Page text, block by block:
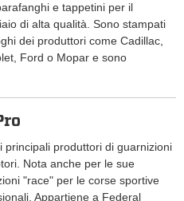
e tappetini per il
di alta qualità. Sono stampati
dei produttori come Cadillac,
Ford o Mopar e sono
principali produttori di guarnizioni
Nota anche per le sue
"race" per le corse sportive
Appartiene a Federal